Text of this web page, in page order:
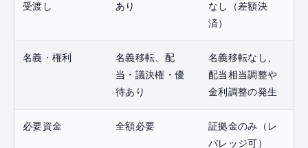
受渡し あり
なし（差額決
済）
名義・権利
名義移転、配
当・議決権・優
待あり
名義移転なし、
配当相当調整や
金利調整の発生
必要資金 全額必要
証拠金のみ（レ
バレッジ可）